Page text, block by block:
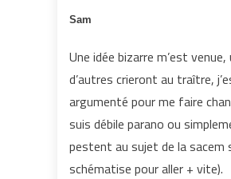
Sam
Une idée bizarre m’est
d’autres crieront au traître,
argumenté pour me faire
suis débile parano ou
pestent au sujet de la sacem
schématise pour aller + vite).